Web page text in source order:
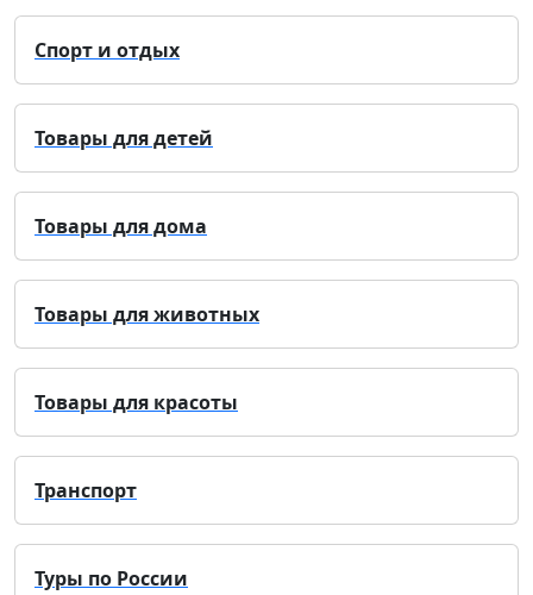
Спорт и отдых
Товары для детей
Товары для дома
Товары для животных
Товары для красоты
Транспорт
Туры по России